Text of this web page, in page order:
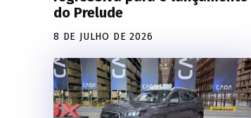
do Prelude
8 DE JULHO DE 2026